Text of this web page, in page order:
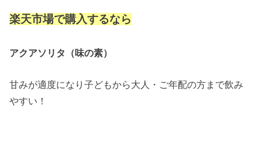
楽天市場で購入するなら
アクアソリタ（味の素）
甘みが適度になり子どもから大人・ご年配の方まで飲み
やすい！